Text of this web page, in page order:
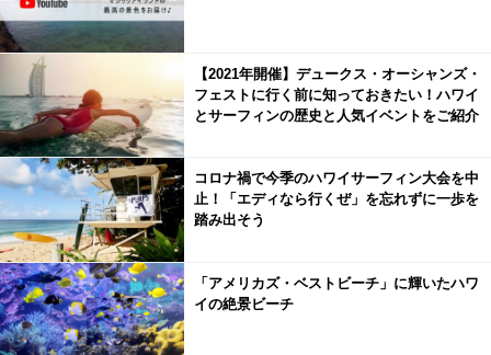
【2021年開催】デュークス・オーシャンズ・
フェストに行く前に知っておきたい！ハワイ
とサーフィンの歴史と人気イベントをご紹介
コロナ禍で今季のハワイサーフィン大会を中
止！「エディなら行くぜ」を忘れずに一歩を
踏み出そう
「アメリカズ・ベストビーチ」に輝いたハワ
イの絶景ビーチ